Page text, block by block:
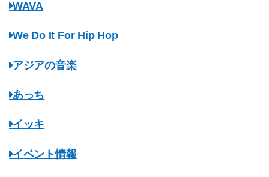
WAVA
We Do It For Hip Hop
アジアの音楽
あっち
イッキ
イベント情報